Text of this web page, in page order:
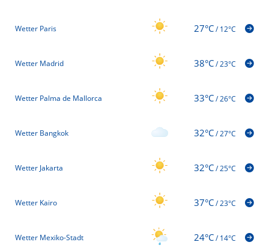
Wetter Paris 27°C/12°C
Wetter Madrid 38°C/23°C
Wetter Palma de Mallorca 33°C/26°C
Wetter Bangkok 32°C/27°C
Wetter Jakarta 32°C/25°C
Wetter Kairo 37°C/23°C
Wetter Mexiko-Stadt 24°C/14°C